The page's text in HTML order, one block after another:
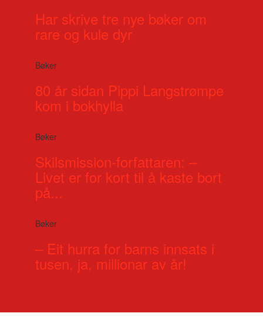
Har skrive tre nye bøker om
rare og kule dyr
Bøker
80 år sidan Pippi Langstrømpe
kom i bokhylla
Bøker
Skilsmission-forfattaren: –
Livet er for kort til å kaste bort
på...
Bøker
– Eit hurra for barns innsats i
tusen, ja, millionar av år!